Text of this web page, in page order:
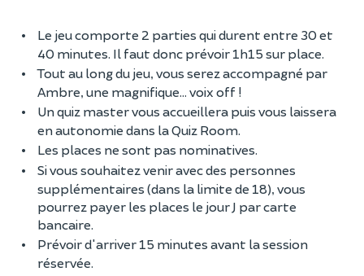
Le jeu comporte 2 parties qui durent entre 30 et
40 minutes. Il faut donc prévoir 1h15 sur place.
Tout au long du jeu, vous serez accompagné par
Ambre, une magnifique... voix off !
Un quiz master vous accueillera puis vous laissera
en autonomie dans la Quiz Room.
Les places ne sont pas nominatives.
Si vous souhaitez venir avec des personnes
supplémentaires (dans la limite de 18), vous
pourrez payer les places le jour J par carte
bancaire.
Prévoir d'arriver 15 minutes avant la session
réservée.